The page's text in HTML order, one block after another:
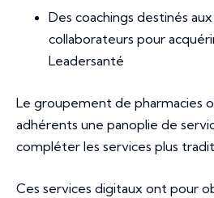
Des coachings destinés
collaborateurs pour
Leadersanté
Le groupement de pharmacies
adhérents une panoplie de
compléter les services plus
Ces services digitaux ont pour